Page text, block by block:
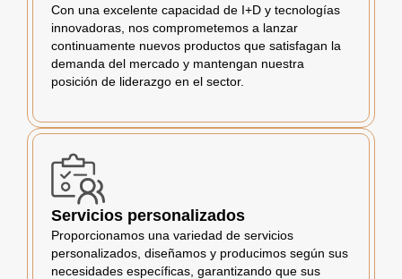
Con una excelente capacidad de I+D y tecnologías
innovadoras, nos comprometemos a lanzar
continuamente nuevos productos que satisfagan la
demanda del mercado y mantengan nuestra
posición de liderazgo en el sector.
Servicios personalizados
Proporcionamos una variedad de servicios
personalizados, diseñamos y producimos según sus
necesidades específicas, garantizando que sus